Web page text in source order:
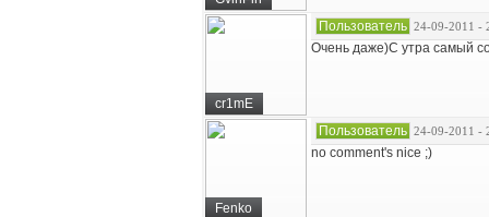
cr1mE
Пользователь 24-09-2011 -
Очень даже)С утра самый
Fenko
Пользователь 24-09-2011 -
no comment's nice ;)